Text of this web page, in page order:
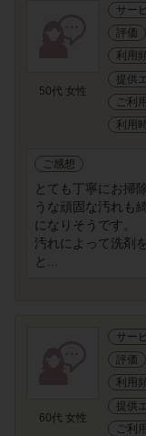
50代 女性
サー
評価
利用
提供
ご利
利用
ご感想
とても丁寧にお掃
うな頑固な汚れも
になりそうです。
汚れによって洗剤
と...
60代 女性
サー
評価
利用
提供
ご利